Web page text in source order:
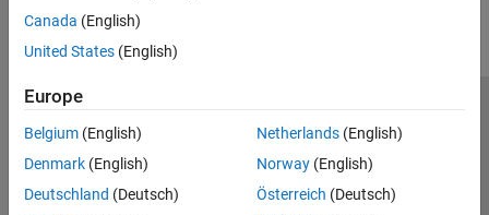
Canada (English)
United States (English)
Europe
Belgium (English)
Denmark (English)
Deutschland (Deutsch)
Netherlands(English)
Norway(English)
Österreich (Deutsch)
Lutte anti-piratage
Contacts locaux
© 1994-2026 The MathWorks, Inc.